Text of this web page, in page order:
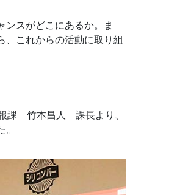
ンスがどこにあるか。ま
、これからの活動に取り組
課 竹本昌人 課長より、